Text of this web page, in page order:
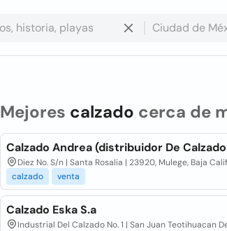
Mejores calzado cerca de
Calzado Andrea (distribuidor De Calzado
Diez No. S/n | Santa Rosalia | 23920, Mulege, Baja
calzado
venta
Calzado Eska S.a
Industrial Del Calzado No. 1 | San Juan Teotihuacan